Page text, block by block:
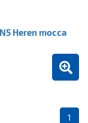
Heren mocca
1